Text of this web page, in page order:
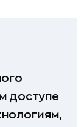
доступе